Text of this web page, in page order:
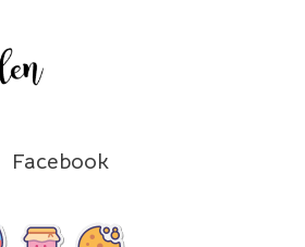
Facebook